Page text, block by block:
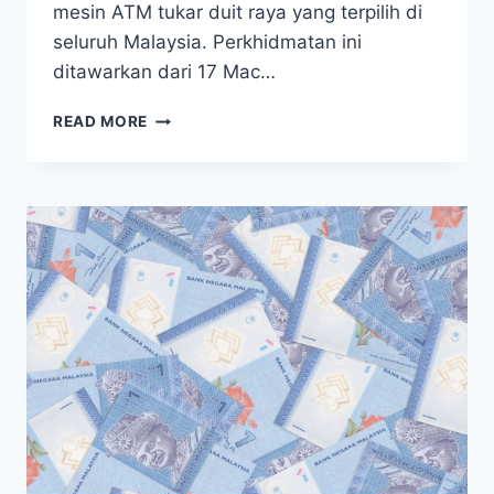
mesin ATM tukar duit raya yang terpilih di
seluruh Malaysia. Perkhidmatan ini
ditawarkan dari 17 Mac…
READ MORE TUKAR
2025:
CARA
LOKASI
ATM
CIMB,
BANK
ISLAM
DAN
LAIN-
LAIN